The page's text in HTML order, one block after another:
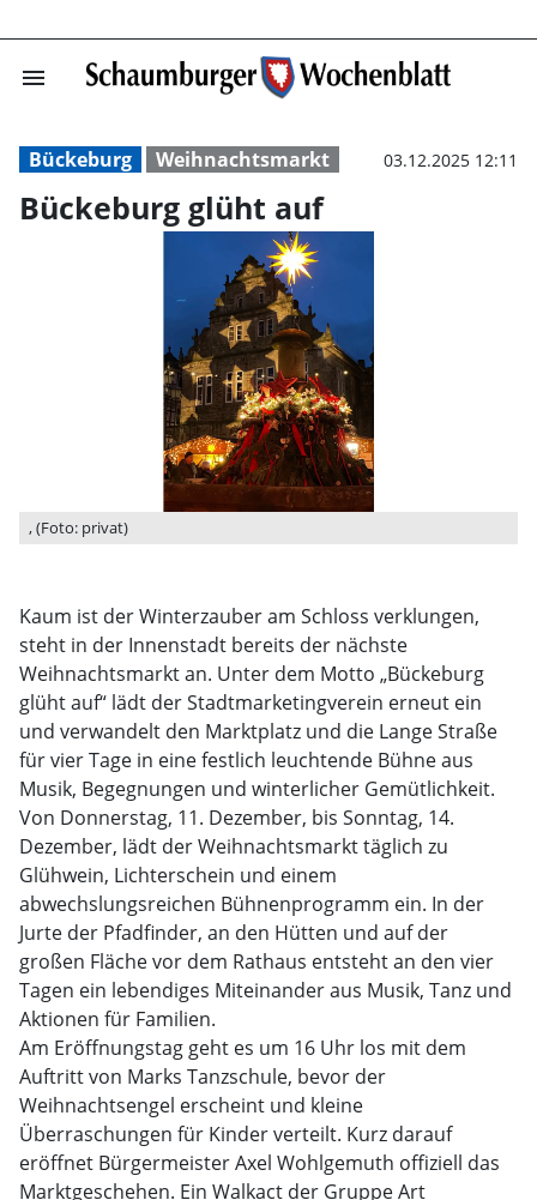
menu Bückeburg
Bückeburg Weihnachtsmarkt 03.12.2025 12:11
Bückeburg glüht auf
, (Foto: privat)
Kaum ist der Winterzauber am Schloss verklungen,
steht in der Innenstadt bereits der nächste
Weihnachtsmarkt an. Unter dem Motto „Bückeburg
glüht auf“ lädt der Stadtmarketingverein erneut ein
und verwandelt den Marktplatz und die Lange Straße
für vier Tage in eine festlich leuchtende Bühne aus
Musik, Begegnungen und winterlicher Gemütlichkeit.
Von Donnerstag, 11. Dezember, bis Sonntag, 14.
Dezember, lädt der Weihnachtsmarkt täglich zu
Glühwein, Lichterschein und einem
abwechslungsreichen Bühnenprogramm ein. In der
Jurte der Pfadfinder, an den Hütten und auf der
großen Fläche vor dem Rathaus entsteht an den vier
Tagen ein lebendiges Miteinander aus Musik, Tanz und
Aktionen für Familien.
Am Eröffnungstag geht es um 16 Uhr los mit dem
Auftritt von Marks Tanzschule, bevor der
Weihnachtsengel erscheint und kleine
Überraschungen für Kinder verteilt. Kurz darauf
eröffnet Bürgermeister Axel Wohlgemuth offiziell das
Marktgeschehen. Ein Walkact der Gruppe Art